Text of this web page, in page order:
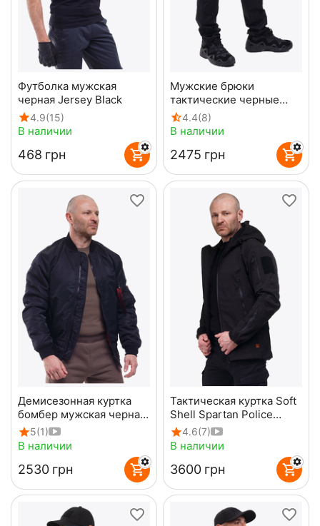
Футболка мужская
черная Jersey Black
4.9(15)
В наличии
‍468‍ грн
Мужские брюки
тактические черные
Urban Pro Black
4.4(8)
В наличии
‍2475‍ грн
Демисезонная куртка
бомбер мужская черная
5(1)
В наличии
‍2530‍ грн
Тактическая куртка Soft
Shell Spartan Police
Black черная с
капюшоном
4.6(7)
В наличии
‍3600‍ грн